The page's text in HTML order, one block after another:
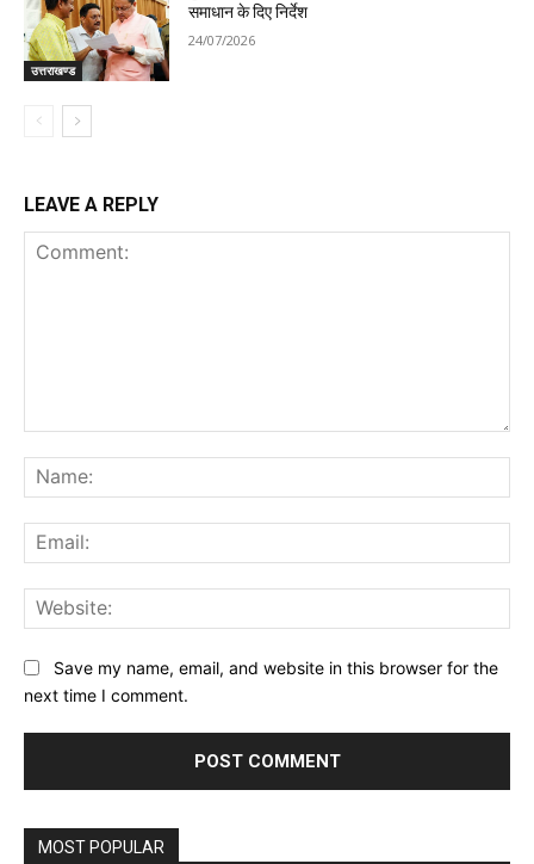
उत्तराखण्ड
समाधान के दिए निर्देश
24/07/2026
LEAVE A REPLY
Save my name, email, and website in this browser for the
next time I comment.
MOST POPULAR